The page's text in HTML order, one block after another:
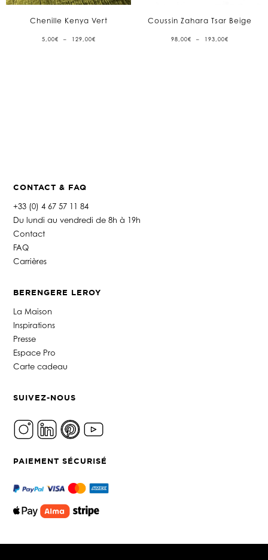
Chenille Kenya Vert
5,00€ – 129,00€PLAGE
DE
Coussin Zahara Tsar Beige
98,00€ – 193,00€PLAGE
DE
CONTACT & FAQ
+33 (0) 4 67 57 11 84
Du lundi au vendredi de 8h à 19h
Contact
FAQ
Carrières
BERENGERE LEROY
La Maison
Inspirations
Presse
Espace Pro
Carte cadeau
SUIVEZ-NOUS
PAIEMENT SÉCURISÉ